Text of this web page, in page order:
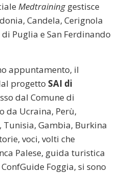
Medtraininggestisce
Candela, Cerignola
Puglia e San Ferdinando
appuntamento, il
progetto SAI di
dal Comune di
da Ucraina, Perù,
Tunisia, Gambia, Burkina
voci, volti che
Palese, guida turistica
Foggia, si sono